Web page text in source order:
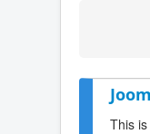
This